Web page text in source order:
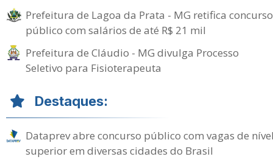
Prefeitura de Lagoa da Prata - MG retifica concurso
público com salários de até R$ 21 mil
Prefeitura de Cláudio - MG divulga Processo
Seletivo para Fisioterapeuta
Destaques:
Dataprev abre concurso público com vagas de
superior em diversas cidades do Brasil